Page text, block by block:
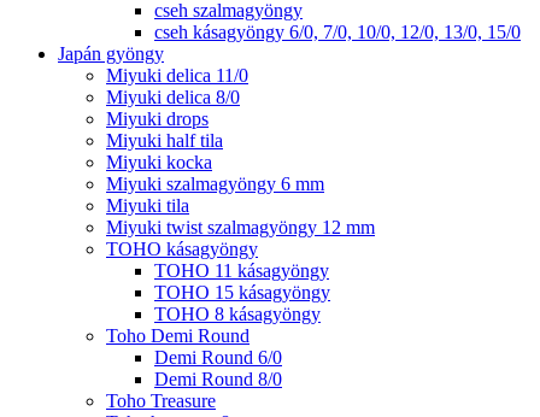
cseh szalmagyöngy
cseh kásagyöngy 6/0, 7/0, 10/0, 12/0, 13/0, 15/0
Japán gyöngy
Miyuki delica 11/0
Miyuki delica 8/0
Miyuki drops
Miyuki half tila
Miyuki kocka
Miyuki szalmagyöngy 6 mm
Miyuki tila
Miyuki twist szalmagyöngy 12 mm
TOHO kásagyöngy
TOHO 11 kásagyöngy
TOHO 15 kásagyöngy
TOHO 8 kásagyöngy
Toho Demi Round
Demi Round 6/0
Demi Round 8/0
Toho Treasure